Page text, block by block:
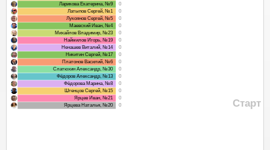
Старт
Ларикова Екатерина, №9
0
Латыпов Сергей, №1
0
Лукоянов Сергей, №5
0
Маевский Иван, №4
0
Михайлов Владимир, №23
0
Наймилов Игорь, №19
0
Ненашев Виталий, №14
0
Никитин Сергей, №17
0
Платонов Василий, №6
0
Слатюхин Александр, №30
0
Фёдоров Александр, №13
0
Фёдорова Марина, №8
0
Штенцов Сергей, №15
0
Ярцев Иван, №21
0
Ярцева Наталья, №20
0